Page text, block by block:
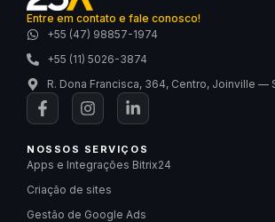
Entre em contato e fale conosco!
+55 (47) 98857-1974
+55 (11) 5026-3874
R. Dona Francisca, 364, Centro, Joinville —
NOSSOS SERVIÇOS
Apps e Integrações Bitrix24
Criação de sites
Gestão de Google Ads